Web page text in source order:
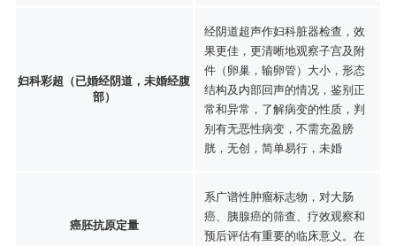
妇科彩超（已婚经阴道，未婚经腹
部）
经阴道超声作妇科脏器检查，效
果更佳，更清晰地观察子宫及附
件（卵巢，输卵管）大小，形态
结构及内部回声的情况，鉴别正
常和异常，了解病变的性质，判
别有无恶性病变，不需充盈膀
胱，无创，简单易行，未婚
癌胚抗原定量
系广谱性肿瘤标志物，对大肠
癌、胰腺癌的筛查、疗效观察和
预后评估有重要的临床意义。在